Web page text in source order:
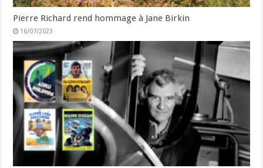
Pierre Richard rend hommage à Jane Birkin
16/07/2023